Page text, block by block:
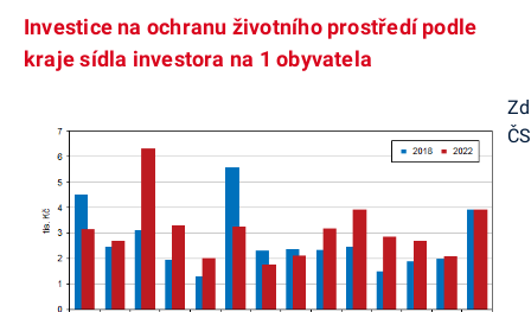
Investice na ochranu životního prostředí podle
kraje sídla investora na 1 obyvatela